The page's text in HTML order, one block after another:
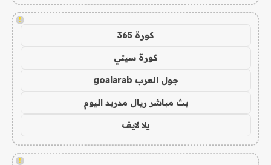
!
كورة 365
كورة سيتي
جول العرب goalarab
بث مباشر ريال مدريد اليوم
يلا لايف
!